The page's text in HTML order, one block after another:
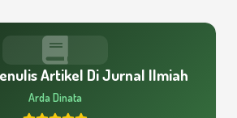
Artikel Di Jurnal Ilmiah
Arda Dinata